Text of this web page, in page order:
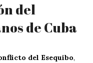
del
de Cuba
del Esequibo,